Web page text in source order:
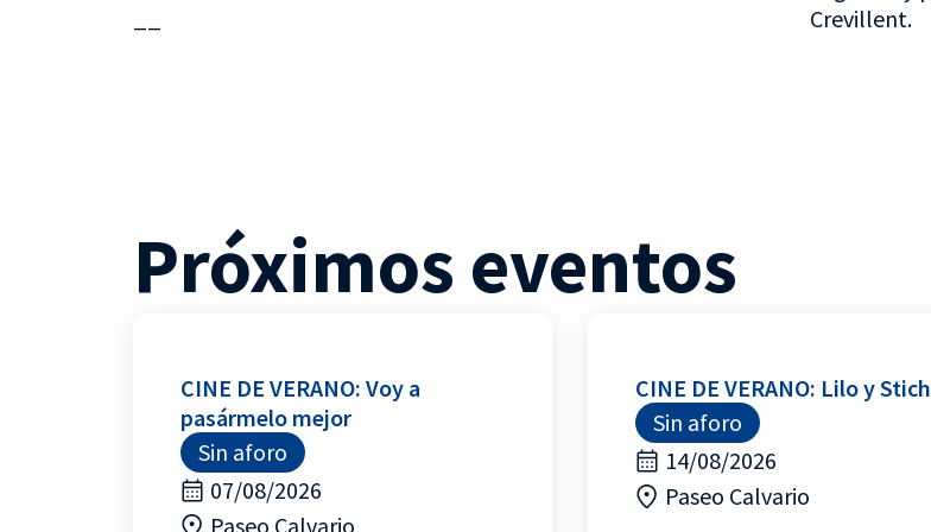
Crevillent.
Próximos eventos
CINE DE VERANO: Voy a
pasármelo mejor
Sin aforo
07/08/2026
Paseo Calvario
CINE DE VERANO: Lilo y Stich
Sin aforo
14/08/2026
Paseo Calvario